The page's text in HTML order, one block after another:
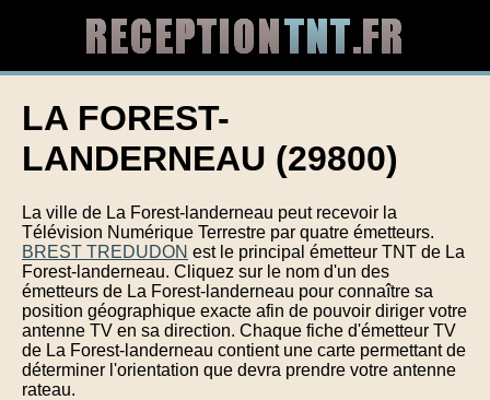
LA FOREST-
LANDERNEAU (29800)
La ville de La Forest-landerneau peut recevoir la
Télévision Numérique Terrestre par quatre émetteurs.
BREST TREDUDON est le principal émetteur TNT de La
Forest-landerneau. Cliquez sur le nom d'un des
émetteurs de La Forest-landerneau pour connaître sa
position géographique exacte afin de pouvoir diriger votre
antenne TV en sa direction. Chaque fiche d'émetteur TV
de La Forest-landerneau contient une carte permettant de
déterminer l'orientation que devra prendre votre antenne
rateau.